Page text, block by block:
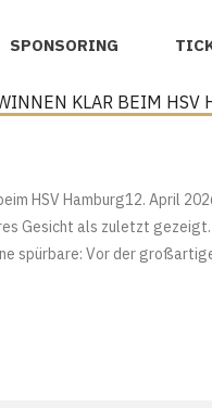
SPONSORING
KLAR BEIM HSV
HSV Hamburg12. April
Gesicht als zuletzt
spürbare: Vor der